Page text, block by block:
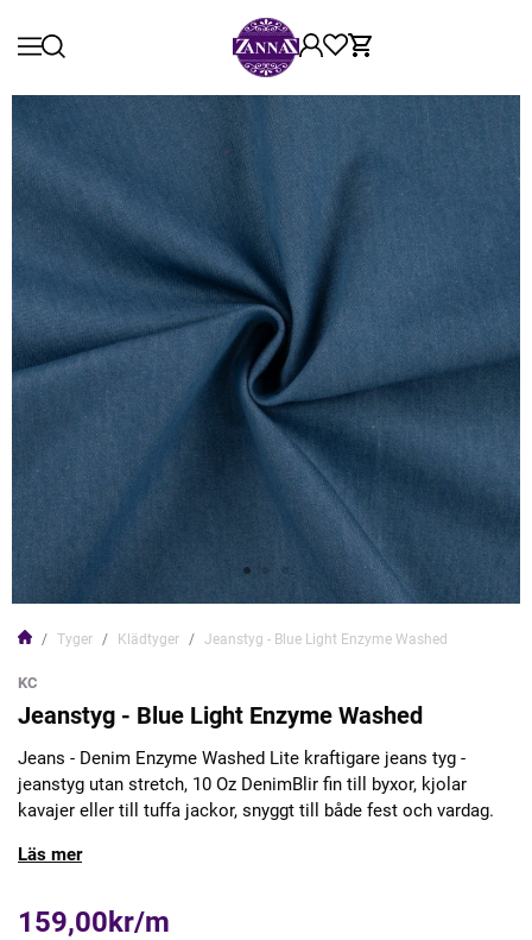
Tyger Klädtyger Jeanstyg - Blue Light Enzyme Washed
KC
Jeanstyg - Blue Light Enzyme Washed
Jeans - Denim Enzyme Washed Lite kraftigare jeans tyg -
jeanstyg utan stretch, 10 Oz DenimBlir fin till byxor, kjolar
kavajer eller till tuffa jackor, snyggt till både fest och vardag.
Läs mer
159,00kr/m